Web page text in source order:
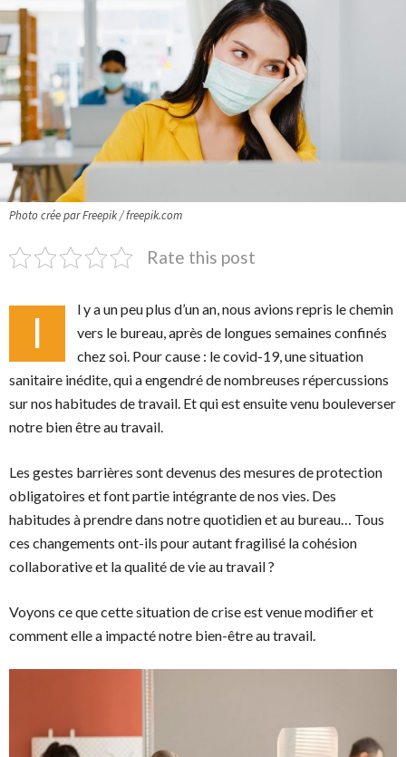
Photo crée par Freepik / freepik.com
Rate this post
I
l y a un peu plus d’un an, nous avions repris le chemin
vers le bureau, après de longues semaines confinés
chez soi. Pour cause : le covid-19, une situation
sanitaire inédite, qui a engendré de nombreuses répercussions
sur nos habitudes de travail. Et qui est ensuite venu bouleverser
notre bien être au travail.
Les gestes barrières sont devenus des mesures de protection
obligatoires et font partie intégrante de nos vies. Des
habitudes à prendre dans notre quotidien et au bureau… Tous
ces changements ont-ils pour autant fragilisé la cohésion
collaborative et la qualité de vie au travail ?
Voyons ce que cette situation de crise est venue modifier et
comment elle a impacté notre bien-être au travail.